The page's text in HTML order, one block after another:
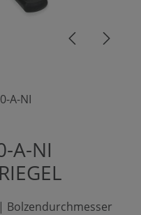
A-NI
A-NI
| Bolzendurchmesser